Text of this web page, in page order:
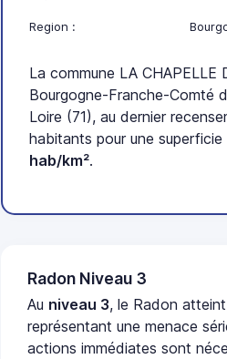
Region :
La commune LA CHAPELLE
Bourgogne-Franche-Comté
Loire (71), au dernier
habitants pour une
hab/km².
Radon Niveau 3
Au niveau 3, le Radon
représentant une menace
actions immédiates sont